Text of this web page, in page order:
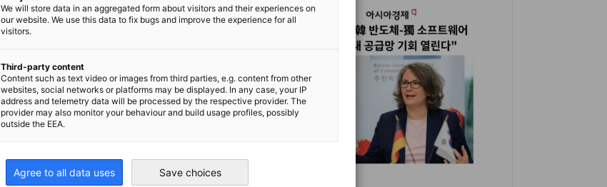
KGCCI-Vorstandsvorsitzende
nimmt am Roundtable der
We will store data in an aggregated form about visitors and their experiences on
our website. We use this data to fix bugs and improve the experience for all
visitors.
Third-party content
Content such as text video or images from third parties, e.g. content from other
websites, social networks or platforms may be displayed. In any case, your IP
address and telemetry data will be processed by the respective provider. The
provider may also monitor your behaviour and build usage profiles, possibly
outside the EEA.
Agree to all data uses Save choices